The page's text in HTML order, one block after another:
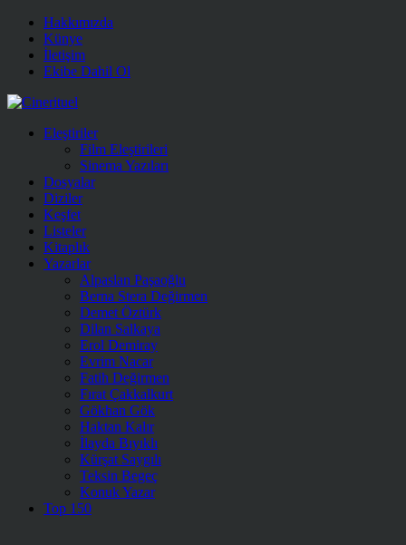
Hakkımızda
Künye
İletişim
Ekibe Dahil Ol
Eleştiriler
Film Eleştirileri
Sinema Yazıları
Dosyalar
Diziler
Keşfet
Listeler
Kitaplık
Yazarlar
Alpaslan Paşaoğlu
Berna Stera Değirmen
Demet Öztürk
Dilan Salkaya
Erol Demiray
Evrim Nacar
Fatih Değirmen
Fırat Çakkalkurt
Gökhan Gök
Haktan Kalır
İlayda Bıyıklı
Kürşat Saygılı
Teksin Begeç
Konuk Yazar
Top 150